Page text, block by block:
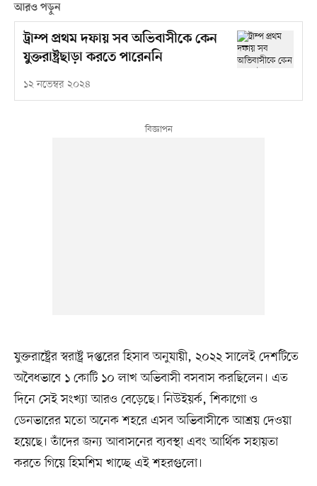
আরও পড়ুন
ট্রাম্প প্রথম দফায় সব অভিবাসীকে কেন
যুক্তরাষ্ট্রছাড়া করতে পারেননি
১২ নভেম্বর ২০২৪
যুক্তরাষ্ট্রের স্বরাষ্ট্র দপ্তরের হিসাব অনুযায়ী, ২০২২ সালেই দেশটিতে
অবৈধভাবে ১ কোটি ১০ লাখ অভিবাসী বসবাস করছিলেন। এত
দিনে সেই সংখ্যা আরও বেড়েছে। নিউইয়র্ক, শিকাগো ও
ডেনভারের মতো অনেক শহরে এসব অভিবাসীকে আশ্রয় দেওয়া
হয়েছে। তাঁদের জন্য আবাসনের ব্যবস্থা এবং আর্থিক সহায়তা
করতে গিয়ে হিমশিম খাচ্ছে এই শহরগুলো।